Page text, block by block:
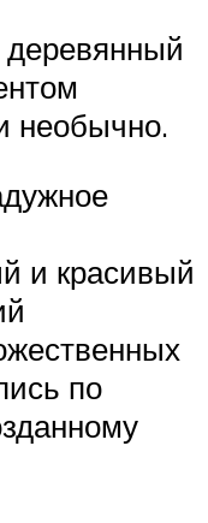
необычно.
и красивый
по